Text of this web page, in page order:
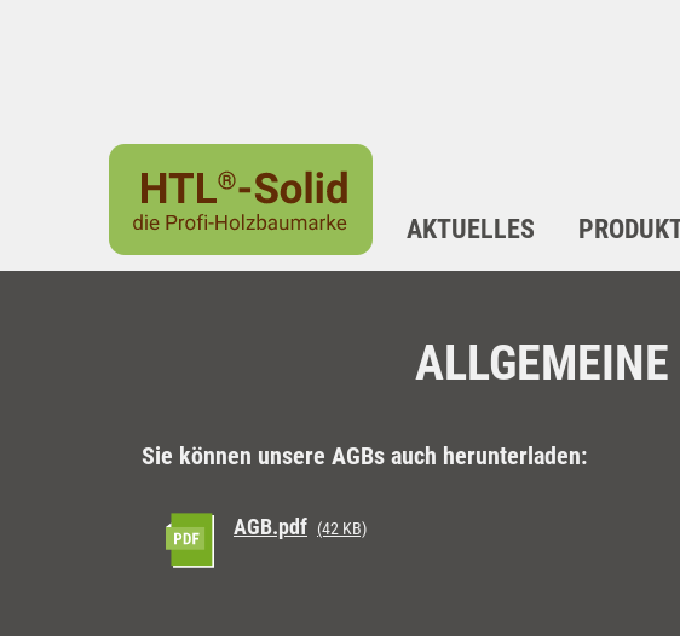
AKTUELLES
Sie können unsere AGBs auch herunterladen:
AGB.pdf (42 KB)